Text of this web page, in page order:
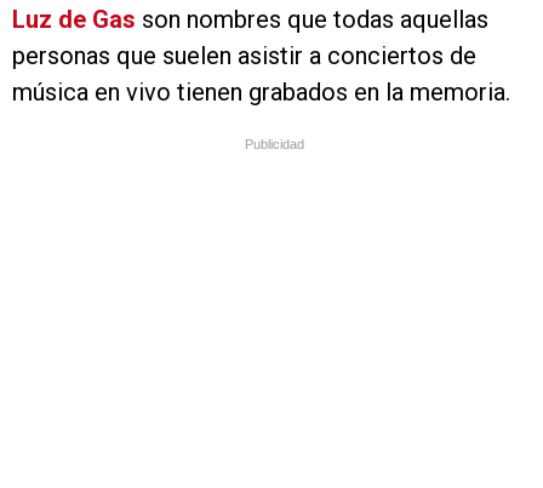
Luz de Gas son nombres que todas aquellas
personas que suelen asistir a conciertos de
música en vivo tienen grabados en la memoria.
Publicidad